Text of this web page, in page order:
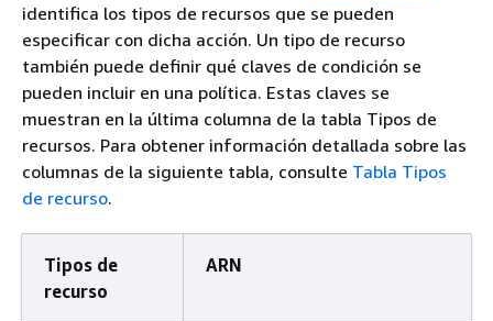
identifica los tipos de recursos que se pueden
especificar con dicha acción. Un tipo de recurso
también puede definir qué claves de condición se
pueden incluir en una política. Estas claves se
muestran en la última columna de la tabla Tipos de
recursos. Para obtener información detallada sobre las
columnas de la siguiente tabla, consulte Tabla Tipos
de recurso.
Tipos de
recurso
ARN